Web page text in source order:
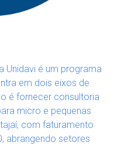
Unidavi é um programa
em dois eixos de
é fornecer consultoria
micro e pequenas
com faturamento
abrangendo setores